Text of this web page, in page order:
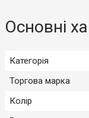
Основні
Категорія
Торгова марка
Колір